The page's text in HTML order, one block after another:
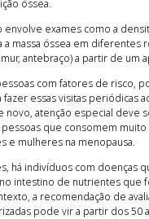
óssea.
envolve exames como a
a massa óssea em diferentes
antebraço) a partir de um
com fatores de risco,
fazer essas visitas periódicas
novo, atenção especial deve
que consomem
e mulheres na menopausa.
há indivíduos com doenças
intestino de nutrientes que
a recomendação de
pode vir a partir dos 50